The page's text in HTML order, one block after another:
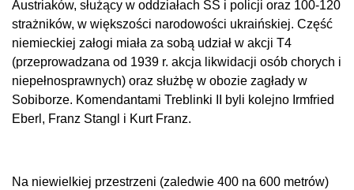
Austriaków, służący w oddziałach SS i policji oraz 100-120
strażników, w większości narodowości ukraińskiej. Część
niemieckiej załogi miała za sobą udział w akcji T4
(przeprowadzana od 1939 r. akcja likwidacji osób chorych i
niepełnosprawnych) oraz służbę w obozie zagłady w
Sobiborze. Komendantami Treblinki II byli kolejno Irmfried
Eberl, Franz Stangl i Kurt Franz.
Na niewielkiej przestrzeni (zaledwie 400 na 600 metrów)